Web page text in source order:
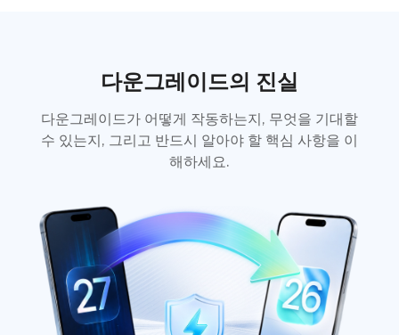
다운그레이드의 진실
다운그레이드가 어떻게 작동하는지, 무엇을 기대할
수 있는지, 그리고 반드시 알아야 할 핵심 사항을 이
해하세요.